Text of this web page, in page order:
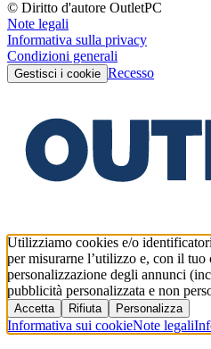
© Diritto d'autore OutletPC
Note legali
Informativa sulla privacy
Condizioni generali
Gestisci i cookie Recesso
Utilizziamo cookies e/o
per misurarne l’utilizzo e, con il tuo
personalizzazione degli annunci
pubblicità personalizzata e non
Accetta Rifiuta Personalizza
Informativa sui cookieNote legali